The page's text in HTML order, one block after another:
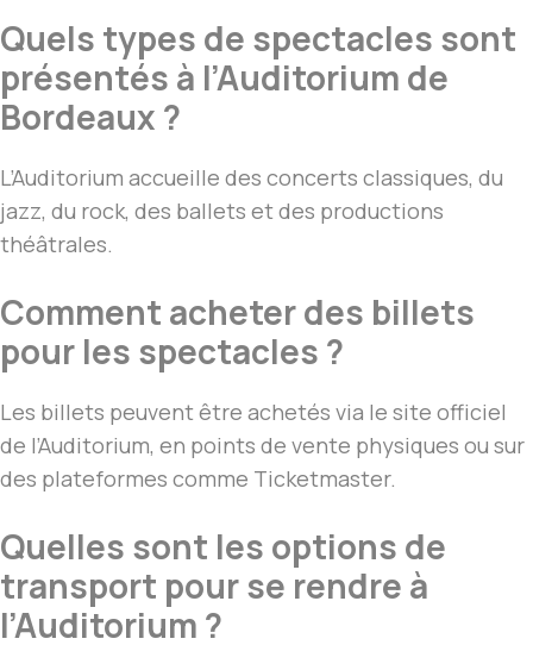
Quels types de spectacles sont
présentés à l’Auditorium de
Bordeaux ?
L’Auditorium accueille des concerts classiques, du
jazz, du rock, des ballets et des productions
théâtrales.
Comment acheter des billets
pour les spectacles ?
Les billets peuvent être achetés via le site officiel
de l’Auditorium, en points de vente physiques ou sur
des plateformes comme Ticketmaster.
Quelles sont les options de
transport pour se rendre à
l’Auditorium ?